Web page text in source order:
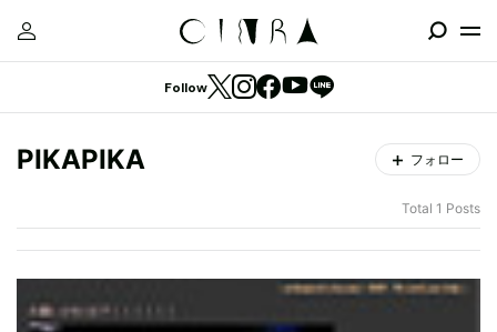
Follow
PIKAPIKA フォロー
Total 1 Posts